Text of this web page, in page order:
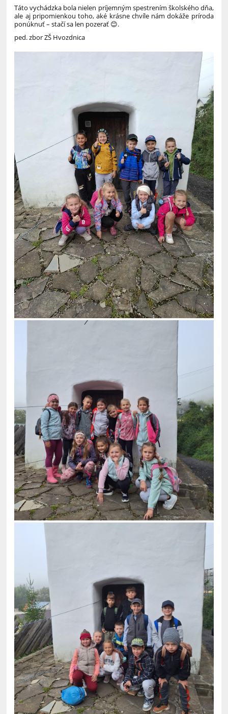
Táto vychádzka bola nielen príjemným spestrením školského dňa,
ale aj pripomienkou toho, aké krásne chvíle nám dokáže príroda
ponúknuť – stačí sa len pozerať 😊.
ped. zbor ZŠ Hvozdnica